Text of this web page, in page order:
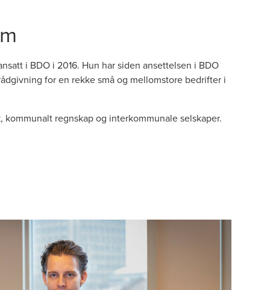
i BDO i 2016. Hun har siden ansettelsen i BDO
for en rekke små og mellomstore bedrifter i
regnskap og interkommunale selskaper.